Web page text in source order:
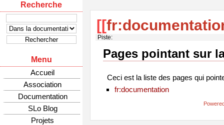
Recherche
Menu
Accueil
Association
Documentation
SLo Blog
Projets
[[
Piste:
Pages pointant sur
Ceci est la liste des pages qui
fr:documentation